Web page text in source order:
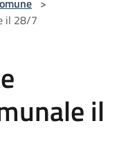
il 28/7
il